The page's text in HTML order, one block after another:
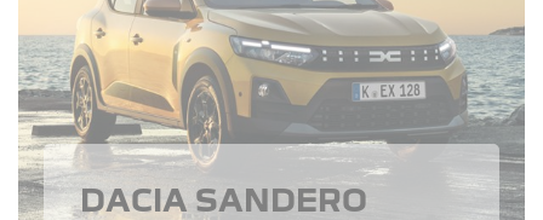
DACIA SANDERO